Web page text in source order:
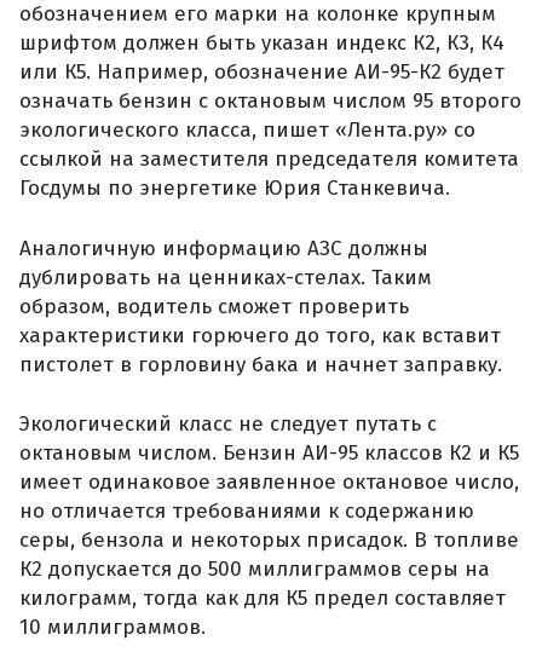
обозначением его марки на колонке крупным
шрифтом должен быть указан индекс К2, К3, К4
или К5. Например, обозначение АИ-95-К2 будет
означать бензин с октановым числом 95 второго
экологического класса, пишет «Лента.ру» со
ссылкой на заместителя председателя комитета
Госдумы по энергетике Юрия Станкевича.
Аналогичную информацию АЗС должны
дублировать на ценниках-стелах. Таким
образом, водитель сможет проверить
характеристики горючего до того, как вставит
пистолет в горловину бака и начнет заправку.
Экологический класс не следует путать с
октановым числом. Бензин АИ-95 классов К2 и К5
имеет одинаковое заявленное октановое число,
но отличается требованиями к содержанию
серы, бензола и некоторых присадок. В топливе
К2 допускается до 500 миллиграммов серы на
килограмм, тогда как для К5 предел составляет
10 миллиграммов.